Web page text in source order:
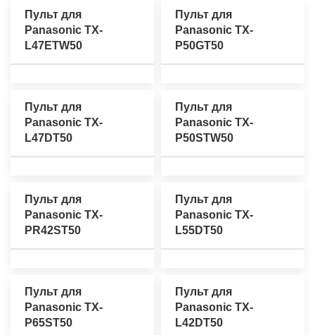
Пульт для
Panasonic TX-
L47ETW50
Пульт для
Panasonic TX-
P50GT50
Пульт для
Panasonic TX-
L47DT50
Пульт для
Panasonic TX-
P50STW50
Пульт для
Panasonic TX-
PR42ST50
Пульт для
Panasonic TX-
L55DT50
Пульт для
Panasonic TX-
P65ST50
Пульт для
Panasonic TX-
L42DT50